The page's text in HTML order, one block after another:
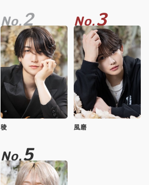
No.2
稜
No.3
風磨
No.5